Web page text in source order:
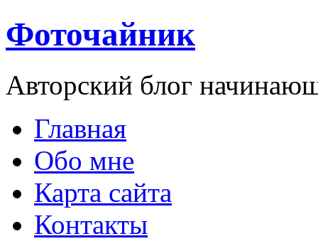
Фоточайник
Авторский блог
Главная
Обо мне
Карта сайта
Контакты